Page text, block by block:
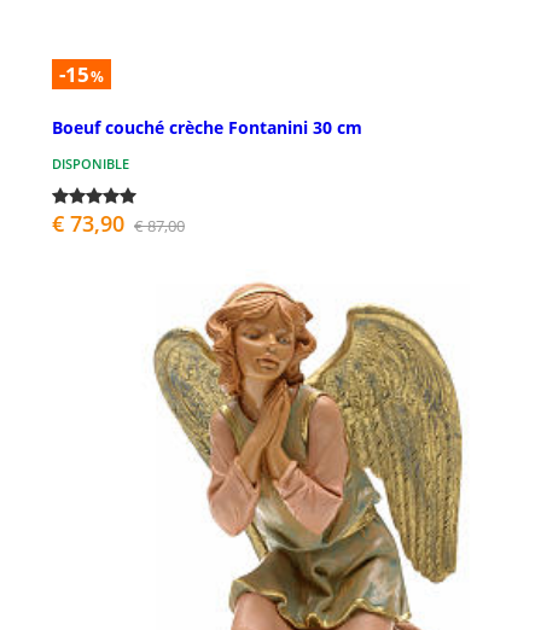
-15%
Boeuf couché crèche Fontanini 30 cm
DISPONIBLE
€ 73,90 € 87,00